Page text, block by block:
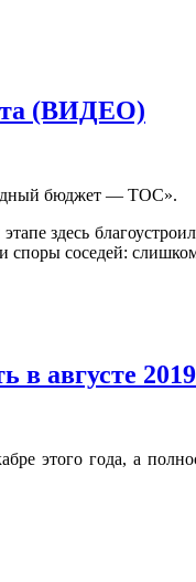
(ВИДЕО)
бюджет — ТОС».
здесь
соседей:
августе 2019
этого года, а